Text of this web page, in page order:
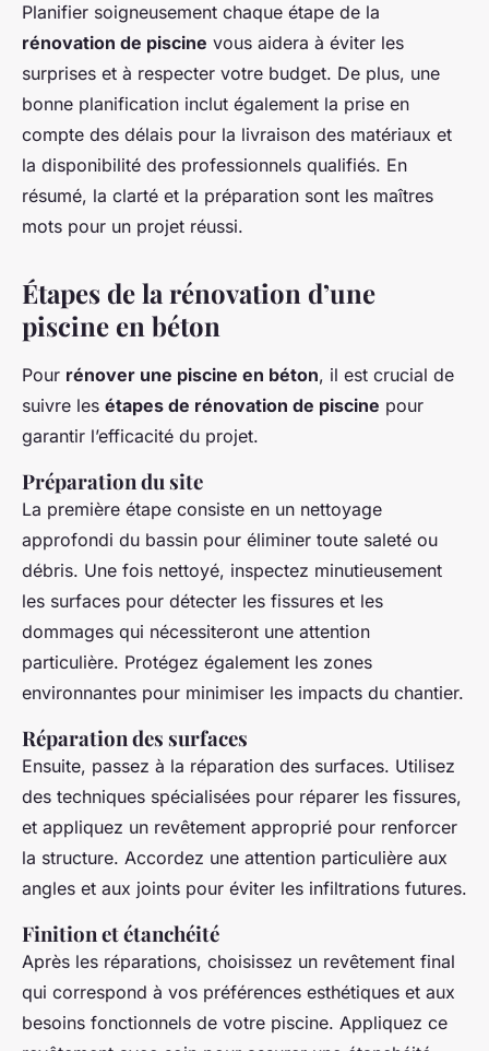
Planifier soigneusement chaque étape de la
rénovation de piscine vous aidera à éviter les
surprises et à respecter votre budget. De plus, une
bonne planification inclut également la prise en
compte des délais pour la livraison des matériaux et
la disponibilité des professionnels qualifiés. En
résumé, la clarté et la préparation sont les maîtres
mots pour un projet réussi.
Étapes de la rénovation d’une
piscine en béton
Pour rénover une piscine en béton, il est crucial de
suivre les étapes de rénovation de piscine pour
garantir l’efficacité du projet.
Préparation du site
La première étape consiste en un nettoyage
approfondi du bassin pour éliminer toute saleté ou
débris. Une fois nettoyé, inspectez minutieusement
les surfaces pour détecter les fissures et les
dommages qui nécessiteront une attention
particulière. Protégez également les zones
environnantes pour minimiser les impacts du chantier.
Réparation des surfaces
Ensuite, passez à la réparation des surfaces. Utilisez
des techniques spécialisées pour réparer les fissures,
et appliquez un revêtement approprié pour renforcer
la structure. Accordez une attention particulière aux
angles et aux joints pour éviter les infiltrations futures.
Finition et étanchéité
Après les réparations, choisissez un revêtement final
qui correspond à vos préférences esthétiques et aux
besoins fonctionnels de votre piscine. Appliquez ce